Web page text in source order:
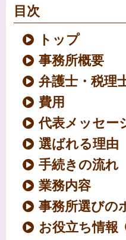
目次
トップ
事務所概要
弁護士・税理
費用
代表メッセー
選ばれる理由
手続きの流れ
業務内容
事務所選びの
お役立ち情報